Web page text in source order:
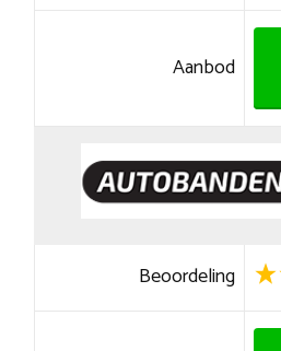
Aanbod
Beoordeling